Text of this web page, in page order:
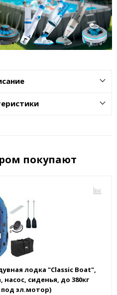
покупают
лодка "Classic Boat",
насос, сиденья, до 380кг
эл.мотор)